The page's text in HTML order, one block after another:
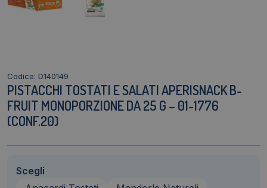
Codice: D140149
PISTACCHI TOSTATI E SALATI APERISNACK B-
FRUIT MONOPORZIONE DA 25 G – 01-1776
(CONF.20)
Scegli